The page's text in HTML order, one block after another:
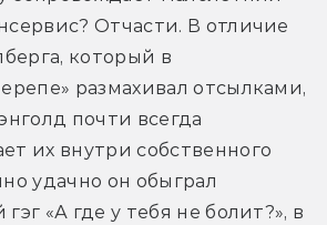
Отчасти. В отличие
который в
размахивал отсылками,
почти всегда
их внутри собственного
удачно он обыграл
«А где у тебя не болит?», в